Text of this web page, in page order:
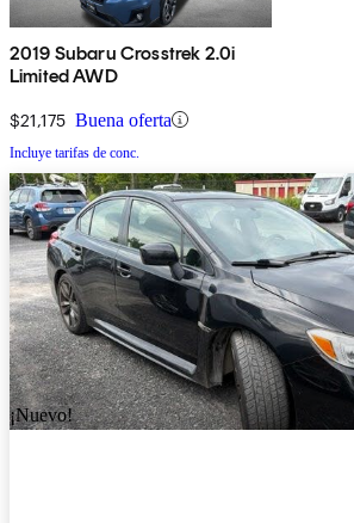
2019 Subaru Crosstrek 2.0i
Limited AWD
$21,175 Buena oferta
Incluye tarifas de conc.
¡Nuevo!